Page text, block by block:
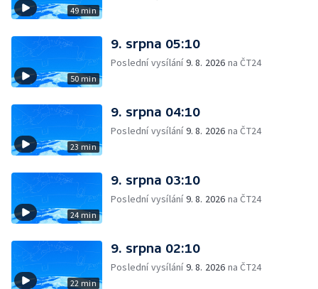
49 min
50 min
9. srpna 05:10
Poslední vysílání9. 8. 2026 na ČT24
23 min
9. srpna 04:10
Poslední vysílání9. 8. 2026 na ČT24
24 min
9. srpna 03:10
Poslední vysílání9. 8. 2026 na ČT24
22 min
9. srpna 02:10
Poslední vysílání9. 8. 2026 na ČT24